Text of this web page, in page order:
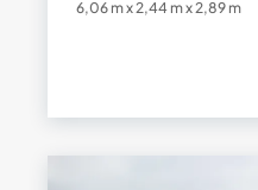
6,06 m x 2,44 m x 2,89 m